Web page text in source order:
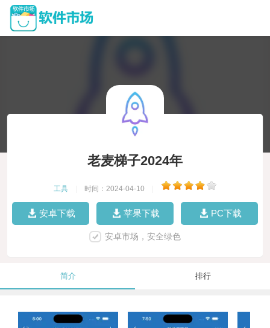
老麦梯子2024年
工具 时间：2024-04-10
安卓下载 苹果下载 PC下载
安卓市场，安全绿色
简介 排行